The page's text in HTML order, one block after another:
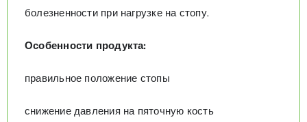
болезненности при нагрузке на стопу.
Особенности продукта:
правильное положение стопы
снижение давления на пяточную кость